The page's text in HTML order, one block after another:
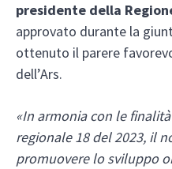
presidente della
approvato durante la
ottenuto il parere
dell’Ars.
«In armonia con le
regionale 18 del 2023, il
promuovere lo sviluppo